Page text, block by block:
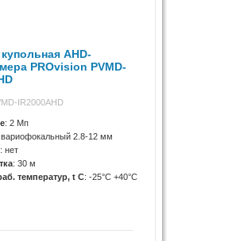
AHD-
PROvision PVMD-
IR2000AHD
: 2 Мп
2.8-12 мм
: нет
: 30 м
температур, t C: -25°C +40°C